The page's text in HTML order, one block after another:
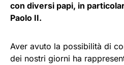
con diversi papi, in
Paolo II.
Aver avuto la possibilità di
dei nostri giorni ha